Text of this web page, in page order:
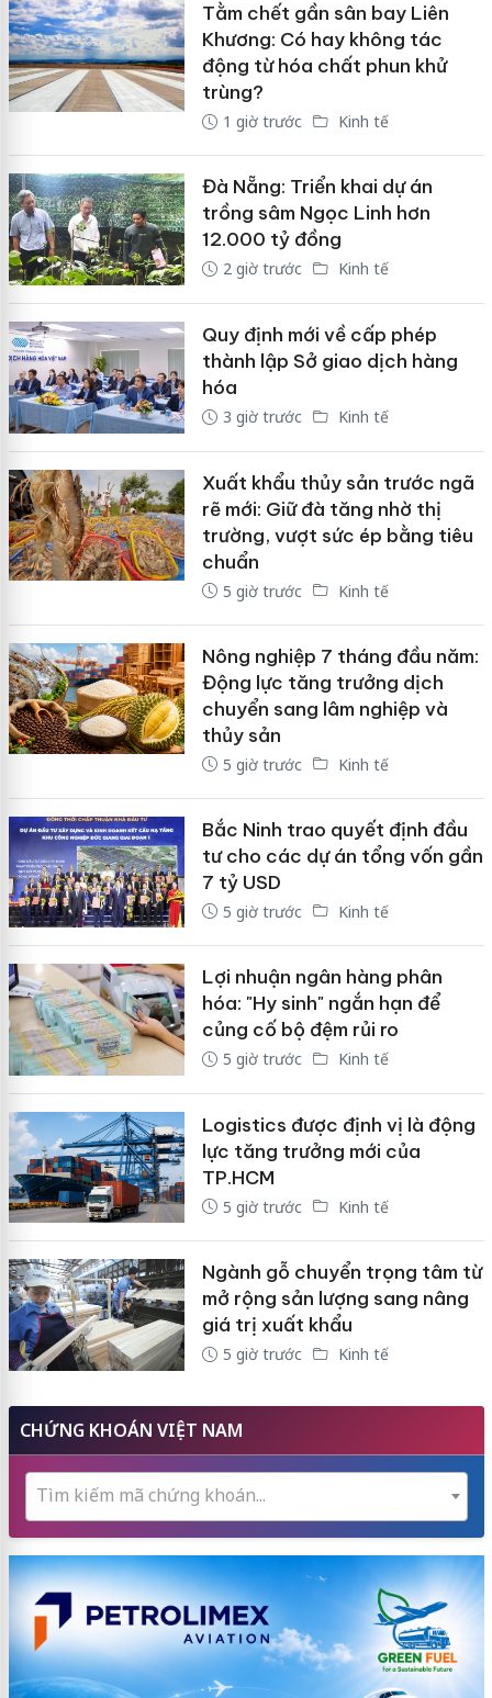
Tằm chết gần sân bay Liên
Khương: Có hay không tác
động từ hóa chất phun khử
trùng?
1 giờ trước Kinh tế
Đà Nẵng: Triển khai dự án
trồng sâm Ngọc Linh hơn
12.000 tỷ đồng
2 giờ trước Kinh tế
Quy định mới về cấp phép
thành lập Sở giao dịch hàng
hóa
3 giờ trước Kinh tế
Xuất khẩu thủy sản trước ngã
rẽ mới: Giữ đà tăng nhờ thị
trường, vượt sức ép bằng tiêu
chuẩn
5 giờ trước Kinh tế
Nông nghiệp 7 tháng đầu năm:
Động lực tăng trưởng dịch
chuyển sang lâm nghiệp và
thủy sản
5 giờ trước Kinh tế
Bắc Ninh trao quyết định đầu
tư cho các dự án tổng vốn gần
7 tỷ USD
5 giờ trước Kinh tế
Lợi nhuận ngân hàng phân
hóa: "Hy sinh" ngắn hạn để
củng cố bộ đệm rủi ro
5 giờ trước Kinh tế
Logistics được định vị là động
lực tăng trưởng mới của
TP.HCM
5 giờ trước Kinh tế
Ngành gỗ chuyển trọng tâm từ
mở rộng sản lượng sang nâng
giá trị xuất khẩu
5 giờ trước Kinh tế
CHỨNG KHOÁN VIỆT NAM
Tìm kiếm mã chứng khoán...